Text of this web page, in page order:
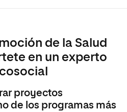
de la Salud
en un experto
proyectos
de los programas más